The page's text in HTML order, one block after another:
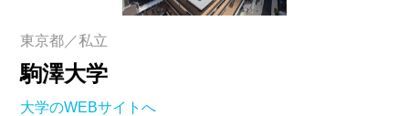
東京都／私立
駒澤大学
大学のWEBサイトへ